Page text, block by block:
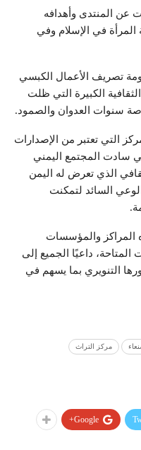
عن المنتدى وأهدافه
في الإسلام وفي
تصريف الأعمال الكبسي
الكبيرة التي ظلت
سنوات العدوان والصمود.
التي تعتبر من الإصدارات
سادت المجتمع اليمني
الذي تعرض له اليمن
السائد لتمكنت
المراكز والمؤسسات
المتاحة، داعيًا الجميع إلى
التنويري بما يسهم في
مركز التراث
Google+